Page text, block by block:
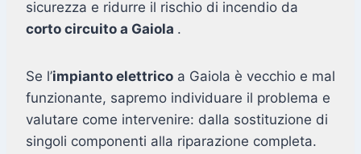
sicurezza e ridurre il rischio di incendio da
corto circuito a Gaiola .
Se l’impianto elettrico a Gaiola è vecchio e mal
funzionante, sapremo individuare il problema e
valutare come intervenire: dalla sostituzione di
singoli componenti alla riparazione completa.